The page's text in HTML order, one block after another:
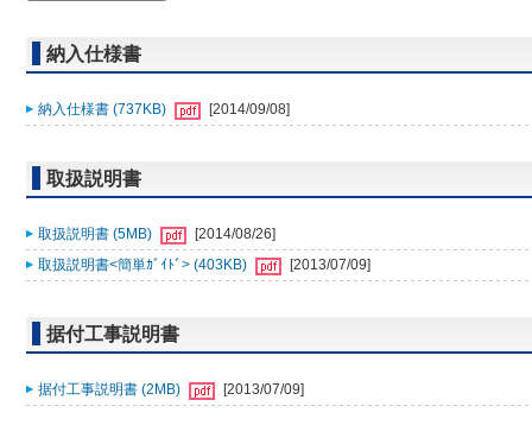
納入仕様書
納入仕様書 (737KB) [2014/09/08]
取扱説明書
取扱説明書 (5MB)
[2014/08/26]
取扱説明書<簡単ｶﾞｲﾄﾞ> (403KB)
[2013/07/09]
据付工事説明書
据付工事説明書 (2MB) [2013/07/09]